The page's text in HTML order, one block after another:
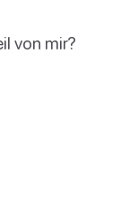
von mir?